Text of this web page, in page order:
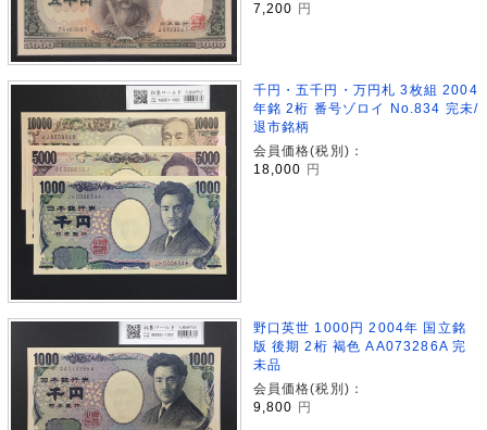
7,200
円
千円・五千円・万円札 3枚組 2004
年銘 2桁 番号ゾロイ No.834 完未/
退市銘柄
会員価格(税別)：
18,000
円
野口英世 1000円 2004年 国立銘
版 後期 2桁 褐色 AA073286A 完
未品
会員価格(税別)：
9,800 円